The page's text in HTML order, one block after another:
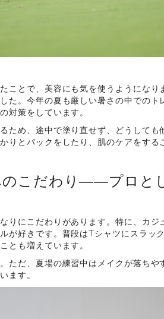
ことで、美容にも気を使うようにな
た。今年の夏も厳しい暑さの中でのト
対策をしています。
ため、途中で塗り直せず、どうしても
りとパックをしたり、肌のケアをする
のこだわり――プロと
りにこだわりがあります。特に、カジ
が好きです。普段はTシャツにスラッ
とも増えています。
ただ、夏場の練習中はメイクが落ちや
ます。